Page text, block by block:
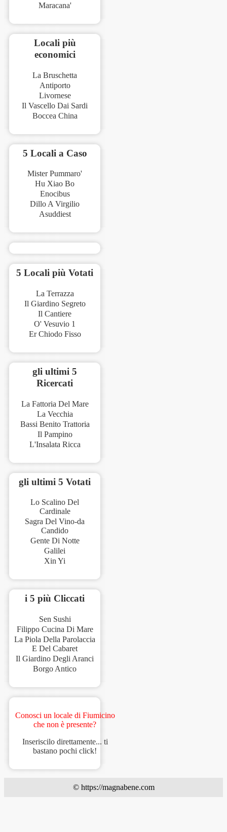
Maracana'
Locali più
economici
La Bruschetta
Antiporto
Livornese
Il Vascello Dai Sardi
Boccea China
5 Locali a Caso
Mister Pummaro'
Hu Xiao Bo
Enocibus
Dillo A Virgilio
Asuddiest
5 Locali più Votati
La Terrazza
Il Giardino Segreto
Il Cantiere
O' Vesuvio 1
Er Chiodo Fisso
gli ultimi 5
Ricercati
La Fattoria Del Mare
La Vecchia
Bassi Benito Trattoria
Il Pampino
L'Insalata Ricca
gli ultimi 5 Votati
Lo Scalino Del
Cardinale
Sagra Del Vino-da
Candido
Gente Di Notte
Galilei
Xin Yi
i 5 più Cliccati
Sen Sushi
Filippo Cucina Di Mare
La Piola Della Parolaccia
E Del Cabaret
Il Giardino Degli Aranci
Borgo Antico
Conosci un locale di Fiumicino
che non è presente?
Inseriscilo direttamente... ti
bastano pochi click!
© https://magnabene.com